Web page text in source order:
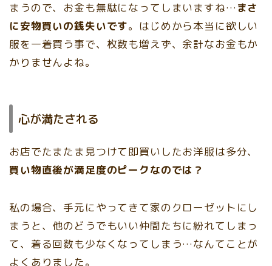
まうので、お金も無駄になってしまいますね… まさ
に安物買いの銭失いです。はじめから本当に欲しい
服を一着買う事で、枚数も増えず、余計なお金もか
かりませんよね。
心が満たされる
お店でたまたま見つけて即買いしたお洋服は多分、
買い物直後が満足度のピークなのでは？
私の場合、手元にやってきて家のクローゼットにし
まうと、他のどうでもいい仲間たちに紛れてしまっ
て、着る回数も少なくなってしまう…なんてことが
よくありました。